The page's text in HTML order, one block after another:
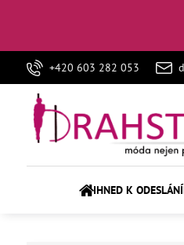
+420 603 282 053
IHNED K ODESLÁNÍ